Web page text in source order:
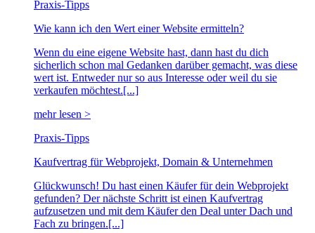
Praxis-Tipps
Wie kann ich den Wert einer Website ermitteln?
Wenn du eine eigene Website hast, dann hast du dich
sicherlich schon mal Gedanken darüber gemacht, was diese
wert ist. Entweder nur so aus Interesse oder weil du sie
verkaufen möchtest.[...]
mehr lesen >
Praxis-Tipps
Kaufvertrag für Webprojekt, Domain & Unternehmen
Glückwunsch! Du hast einen Käufer für dein Webprojekt
gefunden? Der nächste Schritt ist einen Kaufvertrag
aufzusetzen und mit dem Käufer den Deal unter Dach und
Fach zu bringen.[...]